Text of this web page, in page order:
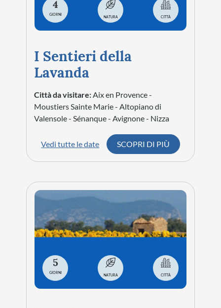
4
GIORNI
NATURA CITTÀ
I Sentieri della
Lavanda
Città da visitare:Aix en Provence -
Moustiers Sainte Marie - Altopiano di
Valensole - Sénanque - Avignone - Nizza
Vedi tutte le date SCOPRI DI PIÙ
5
GIORNI
NATURA CITTÀ